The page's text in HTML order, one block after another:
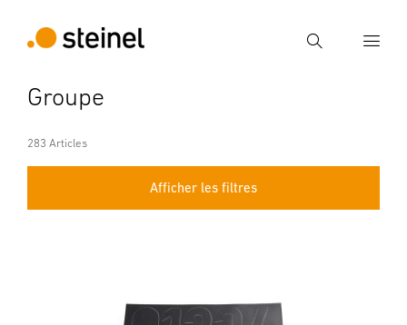
Recherche
Groupe
283 Articles
Afficher les filtres